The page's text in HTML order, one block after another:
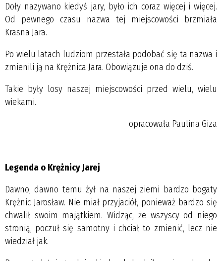
Doły nazywano kiedyś jary, było ich coraz więcej i więcej.
Od pewnego czasu nazwa tej miejscowości brzmiała
Krasna Jara.
Po wielu latach ludziom przestała podobać się ta nazwa i
zmienili ją na Krężnica Jara. Obowiązuje ona do dziś.
Takie były losy naszej miejscowości przed wielu, wielu
wiekami.
opracowała Paulina Giza
Legenda o Krężnicy Jarej
Dawno, dawno temu żył na naszej ziemi bardzo bogaty
Krężnic Jarosław. Nie miał przyjaciół, ponieważ bardzo się
chwalił swoim majątkiem. Widząc, że wszyscy od niego
stronią, poczuł się samotny i chciał to zmienić, lecz nie
wiedział jak.